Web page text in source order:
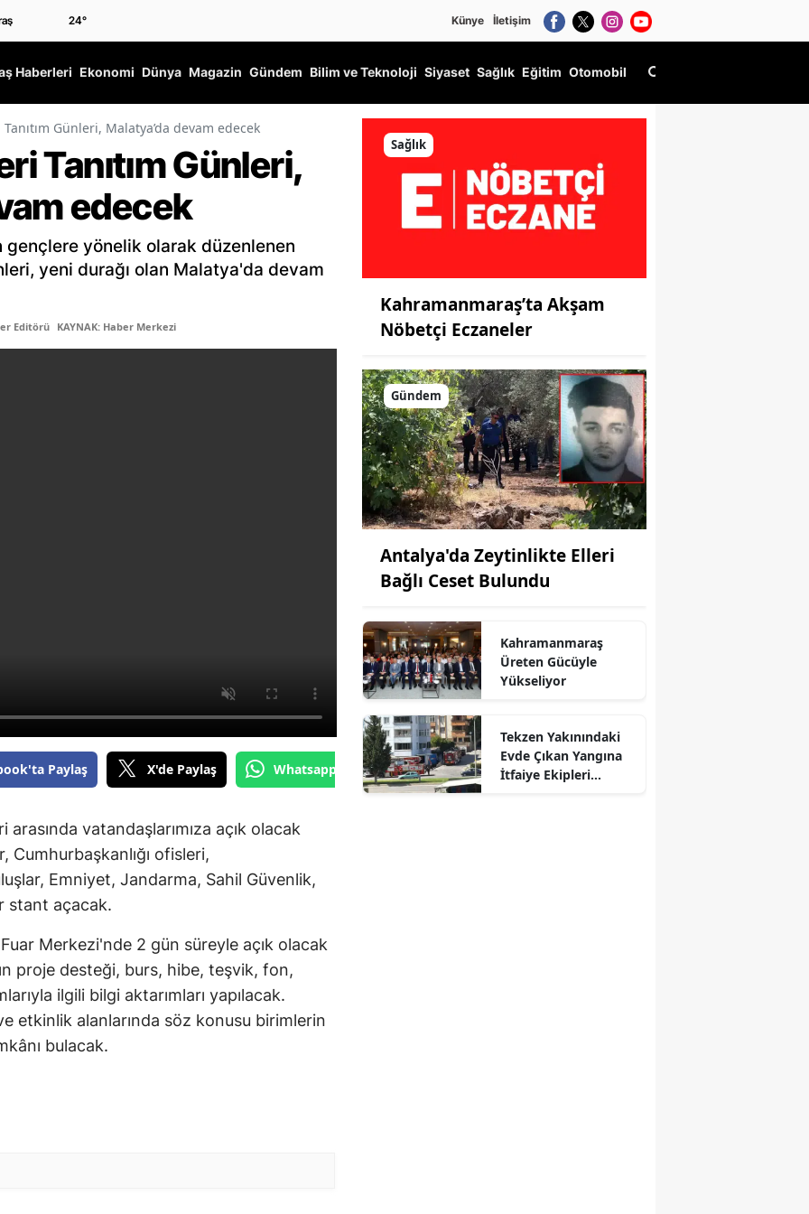
24° Künye İletişim
Haberleri Ekonomi Dünya Magazin Gündem Bilim ve Teknoloji Siyaset Sağlık Eğitim Otomobil
Günleri, Malatya’da devam edecek
Tanıtım Günleri,
edecek
gençlere yönelik olarak düzenlenen
yeni durağı olan Malatya'da devam
Editörü KAYNAK: Haber Merkezi
Paylaş X'de Paylaş Whatsapp'tan Gönder
vatandaşlarımıza açık olacak
Cumhurbaşkanlığı ofisleri,
Emniyet, Jandarma, Sahil Güvenlik,
stant açacak.
Merkezi'nde 2 gün süreyle açık olacak
proje desteği, burs, hibe, teşvik, fon,
ilgili bilgi aktarımları yapılacak.
etkinlik alanlarında söz konusu birimlerin
bulacak.
Sağlık
Kahramanmaraş’ta Akşam
Nöbetçi Eczaneler
Gündem
Antalya'da Zeytinlikte Elleri
Bağlı Ceset Bulundu
Kahramanmaraş
Üreten Gücüyle
Yükseliyor
Tekzen Yakınındaki
Evde Çıkan Yangına
İtfaiye Ekipleri